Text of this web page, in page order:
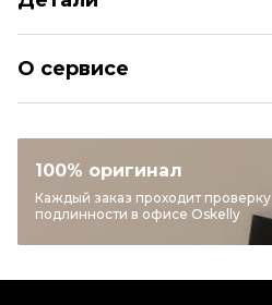
Категория
Бренд
NIKE
Модель
Dunk
О сервисе
100% оригинал
Каждый заказ проходит проверку
подлинности в офисе Oskelly